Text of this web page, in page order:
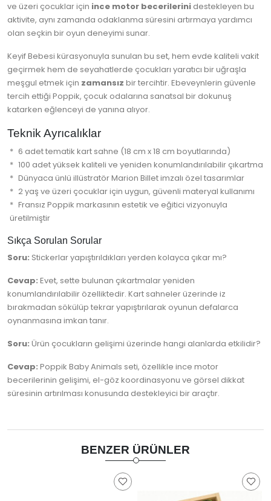
ve üzeri çocuklar için ince motor becerilerini destekleyen bu
aktivite, aynı zamanda odaklanma süresini artırmaya yardımcı
olan seçkin bir oyun deneyimi sunar.
Keyif Bebesi kürasyonuyla sunulan bu set, hem evde kaliteli vakit
geçirmek hem de seyahatlerde çocukları yaratıcı bir uğraşla
meşgul etmek için zamansız bir tercihtir. Ebeveynlerin güvenle
tercih ettiği Poppik, çocuk odalarına sanatsal bir dokunuş
katarken eğlenceyi de yanına alıyor.
Teknik Ayrıcalıklar
6 adet tematik kart sahne (18 cm x 18 cm boyutlarında)
100 adet yüksek kaliteli ve yeniden konumlandırılabilir çıkartma
Dünyaca ünlü illüstratör Marion Billet imzalı özel tasarımlar
2 yaş ve üzeri çocuklar için uygun, güvenli materyal kullanımı
Fransız Poppik markasının estetik ve eğitici vizyonuyla
üretilmiştir
Sıkça Sorulan Sorular
Soru: Stickerlar yapıştırıldıkları yerden kolayca çıkar mı?
Cevap: Evet, sette bulunan çıkartmalar yeniden
konumlandırılabilir özelliktedir. Kart sahneler üzerinde iz
bırakmadan sökülüp tekrar yapıştırılarak oyunun defalarca
oynanmasına imkan tanır.
Soru: Ürün çocukların gelişimi üzerinde hangi alanlarda etkilidir?
Cevap: Poppik Baby Animals seti, özellikle ince motor
becerilerinin gelişimi, el-göz koordinasyonu ve görsel dikkat
süresinin artırılması konusunda destekleyici bir araçtır.
BENZER ÜRÜNLER